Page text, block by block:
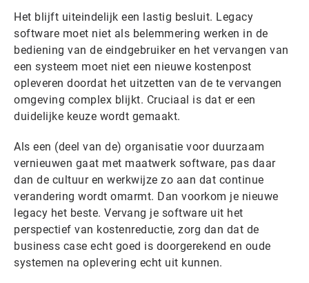
Het blijft uiteindelijk een lastig besluit. Legacy
software moet niet als belemmering werken in de
bediening van de eindgebruiker en het vervangen van
een systeem moet niet een nieuwe kostenpost
opleveren doordat het uitzetten van de te vervangen
omgeving complex blijkt. Cruciaal is dat er een
duidelijke keuze wordt gemaakt.
Als een (deel van de) organisatie voor duurzaam
vernieuwen gaat met maatwerk software, pas daar
dan de cultuur en werkwijze zo aan dat continue
verandering wordt omarmt. Dan voorkom je nieuwe
legacy het beste. Vervang je software uit het
perspectief van kostenreductie, zorg dan dat de
business case echt goed is doorgerekend en oude
systemen na oplevering echt uit kunnen.